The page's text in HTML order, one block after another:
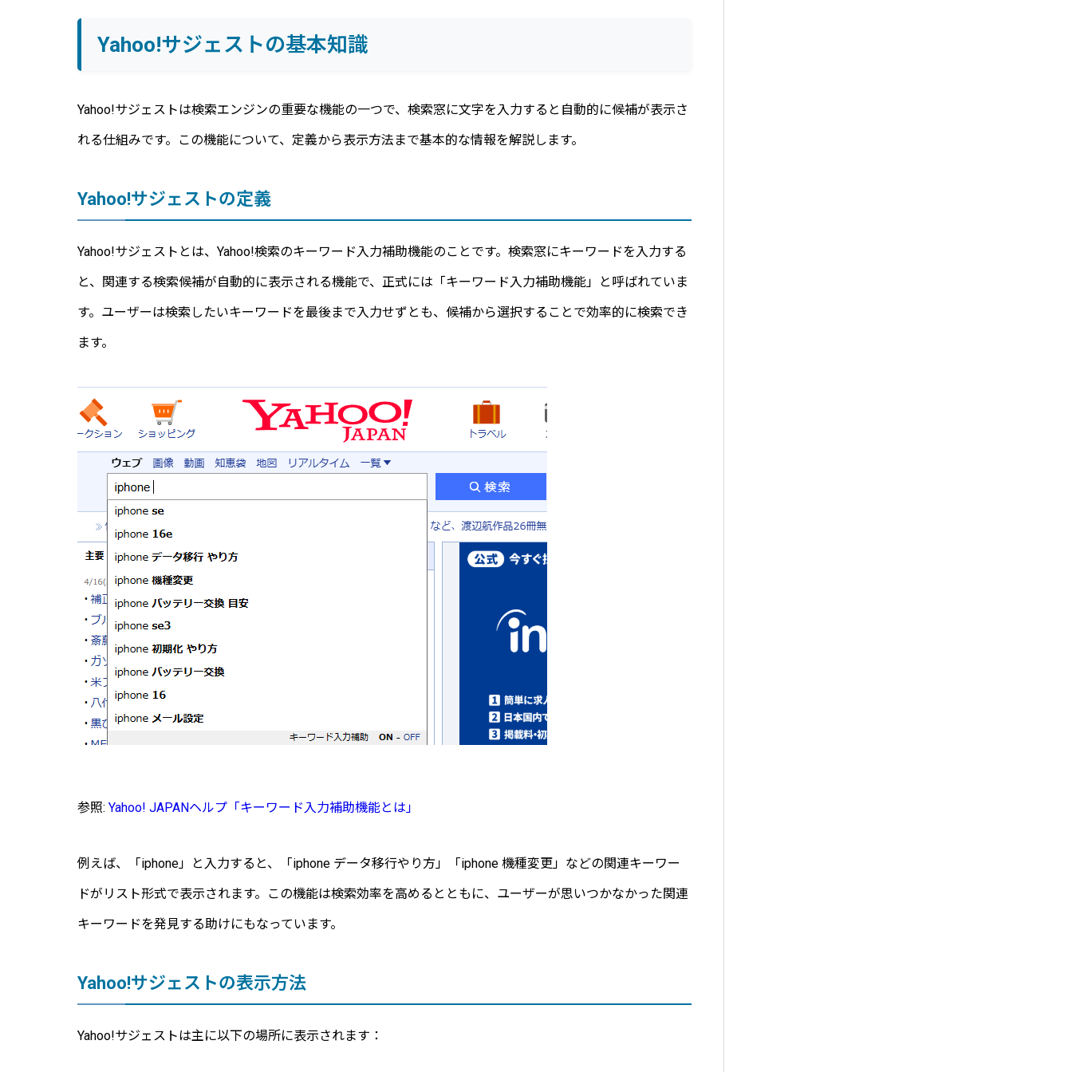
Yahoo!サジェストの基本知識
Yahoo!サジェストは検索エンジンの重要な機能の一つで、検索窓に文字を入力すると自動的に候補が表示さ
れる仕組みです。この機能について、定義から表示方法まで基本的な情報を解説します。
Yahoo!サジェストの定義
Yahoo!サジェストとは、Yahoo!検索のキーワード入力補助機能のことです。検索窓にキーワードを入力する
と、関連する検索候補が自動的に表示される機能で、正式には「キーワード入力補助機能」と呼ばれていま
す。ユーザーは検索したいキーワードを最後まで入力せずとも、候補から選択することで効率的に検索でき
ます。
参照: Yahoo! JAPANヘルプ「キーワード入力補助機能とは」
例えば、「iphone」と入力すると、「iphone データ移行やり方」「iphone 機種変更」などの関連キーワー
ドがリスト形式で表示されます。この機能は検索効率を高めるとともに、ユーザーが思いつかなかった関連
キーワードを発見する助けにもなっています。
Yahoo!サジェストの表示方法
Yahoo!サジェストは主に以下の場所に表示されます：